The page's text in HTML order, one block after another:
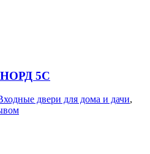
НОРД 5С
двери для дома и дачи,